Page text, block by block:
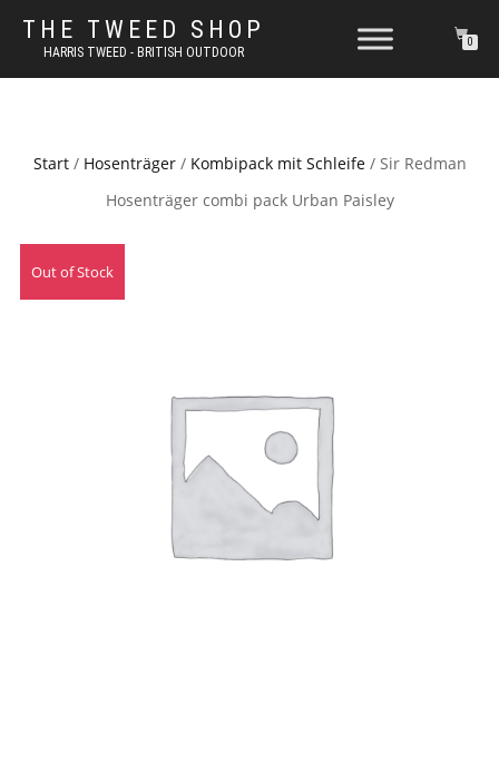
THE TWEED SHOP
HARRIS TWEED - BRITISH OUTDOOR
0
Start/ Hosenträger/ Kombipack mit Schleife/ Sir Redman
Hosenträger combi pack Urban Paisley
Out of Stock